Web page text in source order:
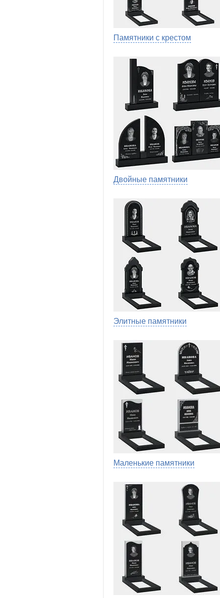
Памятники с крестом
Двойные памятники
Элитные памятники
Маленькие памятники